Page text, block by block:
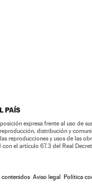
PAÍS
expresa frente al uso de
distribución y
reproducciones y usos de las
el artículo 67.3 del Real
contenidos Aviso legal Política